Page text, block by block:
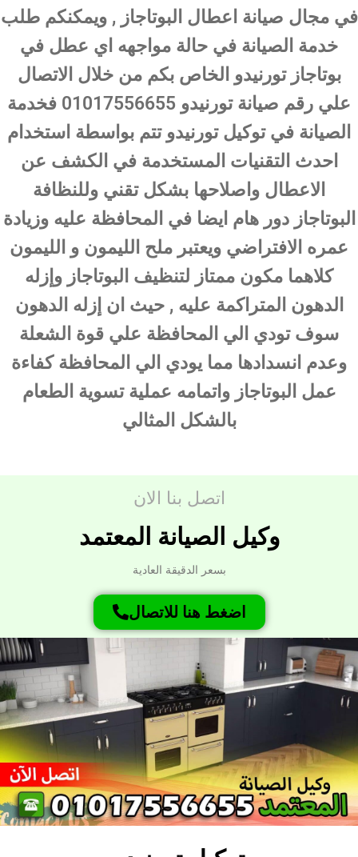
في مجال صيانة اعطال البوتاجاز , ويمكنكم طلب
خدمة الصيانة في حالة مواجهه اي عطل في
بوتاجاز تورنيدو الخاص بكم من خلال الاتصال
علي رقم صيانة تورنيدو 01017556655 فخدمة
الصيانة في توكيل تورنيدو تتم بواسطة استخدام
احدث التقنيات المستخدمة في الكشف عن
الاعطال واصلاحها بشكل تقني وللنظافة
البوتاجاز دور هام ايضا في المحافظة عليه وزيادة
عمره الافتراضي ويعتبر ملح الليمون و الليمون
كلاهما مكون ممتاز لتنظيف البوتاجاز وإزله
الدهون المتراكمة عليه , حيث ان إزله الدهون
سوف تودي الي المحافظة علي قوة الشعلة
وعدم انسدادها مما يودي الي المحافظة كفاءة
عمل البوتاجاز واتمامه عملية تسوية الطعام
بالشكل المثالي
اتصل بنا الان
وكيل الصيانة المعتمد
بسعر الدقيقة العادية
اضغط هنا للاتصال